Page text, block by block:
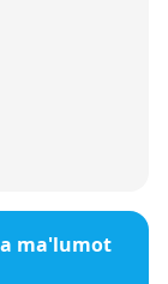
ma'lumot